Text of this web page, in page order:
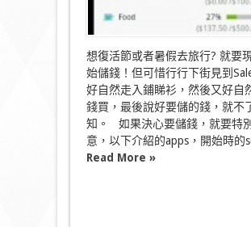
想復活節或者暑假去旅行? 就要
始儲錢！但可惜行行下街見到
好自然走入鋪睇衫，然後又好自
錢買，最後說好要儲的錢，就不
知。 如果決心要儲錢，就要特
意，以下介紹的apps，開始時的
Read More »